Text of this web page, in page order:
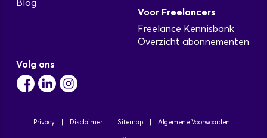
Blog
Voor Freelancers
Freelance Kennisbank
Overzicht abonnementen
Volg ons
Privacy Disclaimer Sitemap Algemene Voorwaarden